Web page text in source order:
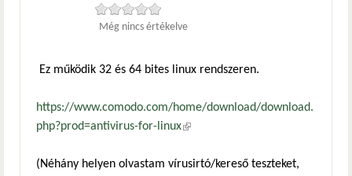
Még nincs értékelve
Ez működik 32 és 64 bites linux rendszeren.
https://www.comodo.com/home/download/download.
php?prod=antivirus-for-linux(külső hivatkozás)
(Néhány helyen olvastam vírusirtó/kereső teszteket,